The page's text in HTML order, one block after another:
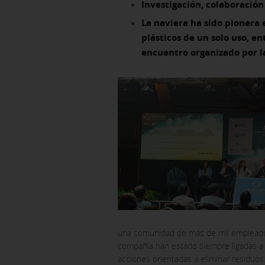
Investigación,
La naviera ha sido
plásticos de un solo uso,
encuentro organizado por
una comunidad de más de mil
compañía han estado siempre ligadas
acciones orientadas a eliminar
CONFIGURACIÓN DE